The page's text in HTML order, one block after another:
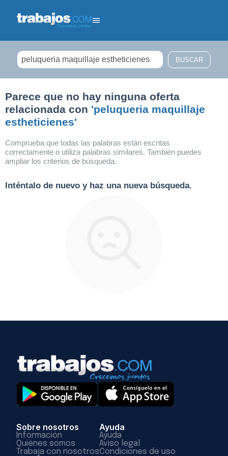
Parece que no hay ninguna oferta
relacionada con 'peluqueria maquillaje
estheticienes'
Comprueba que todas las palabras están escritas
correctamente o utiliza palabras similares. También puedes
ampliar los criterios de búsqueda.
Inténtalo de nuevo y haz una nueva búsqueda.
Sobre nosotros
Información
Quiénes somos
Trabaja con nosotros
Ayuda
Ayuda
Aviso legal
Condiciones de uso